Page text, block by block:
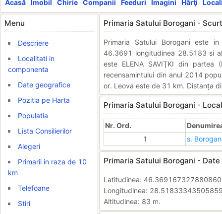
Acasă Imobil Chirie Companii Feeduri Imagini Hărţi
Menu
Descriere
Localitati in
componenta
Date geografice
Pozitia pe Harta
Populatia
Lista Consilierilor
Alegeri
Primarii in raza de 10
km
Telefoane
Stiri
Primaria Satului Borogani -
Primaria Satului Borogani este
46.3691 longitudinea 28.5183 si
este ELENA SAVIŢKI din partea
recensamintului din anul 2014
or. Leova este de 31 km. Distanța
Primaria Satului Borogani -
Nr. Ord.
1
s.
Primaria Satului Borogani -
Latitudinea:
Longitudinea:
Altitudinea: 83 m.